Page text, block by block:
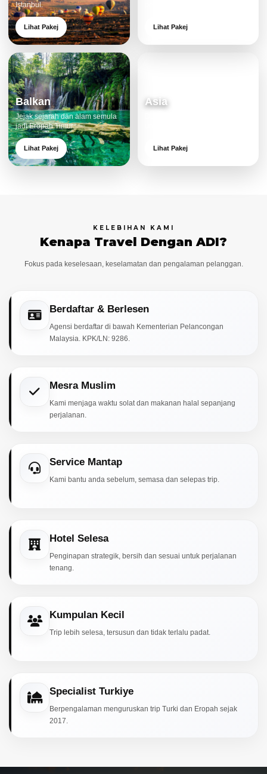
Istanbul.
Lihat Pakej Lihat Pakej
Balkan
Jejak sejarah dan alam semula
jadi Eropah Timur.
Lihat Pakej
Asia
Lihat Pakej
KELEBIHAN KAMI
Kenapa Travel Dengan ADI?
Fokus pada keselesaan, keselamatan dan pengalaman pelanggan.
Berdaftar & Berlesen
Agensi berdaftar di bawah Kementerian Pelancongan
Malaysia. KPK/LN: 9286.
Mesra Muslim
Kami menjaga waktu solat dan makanan halal sepanjang
perjalanan.
Service Mantap
Kami bantu anda sebelum, semasa dan selepas trip.
Hotel Selesa
Penginapan strategik, bersih dan sesuai untuk perjalanan
tenang.
Kumpulan Kecil
Trip lebih selesa, tersusun dan tidak terlalu padat.
Specialist Turkiye
Berpengalaman menguruskan trip Turki dan Eropah sejak
2017.